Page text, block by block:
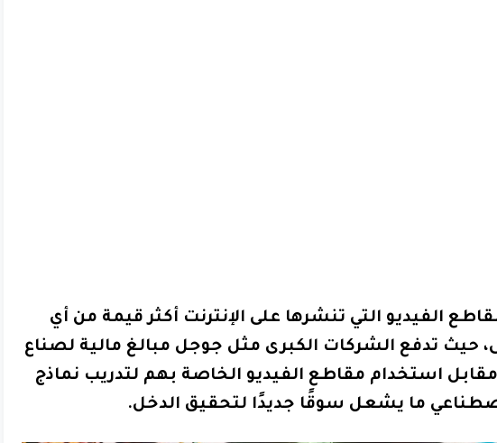
الفيديو التي تنشرها على الإنترنت أكثر قيمة من أي
حيث تدفع الشركات الكبرى مثل جوجل مبالغ مالية لصناع
استخدام مقاطع الفيديو الخاصة بهم لتدريب نماذج
ما يشعل سوقًا جديدًا لتحقيق الدخل.